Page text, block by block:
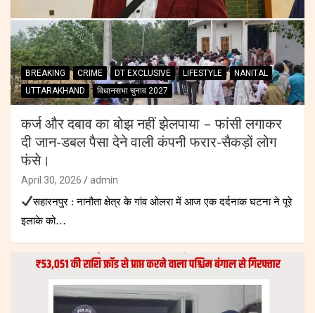
BREAKING CRIME DT EXCLUSIVE LIFESTYLE
NANITAL
UTTARAKHAND
विधानसभा चुनाव 2027
कर्ज और दबाव का बोझ नहीं झेलपाया – फांसी लगाकर
दी जान-डबल पैसा देने वाली कंपनी फरार-सैकड़ों लोग
फंसे।
April 30, 2026
admin
सहारनपुर : नानौता क्षेत्र के गांव ओलरा में आज एक दर्दनाक घटना ने पूरे
इलाके को…